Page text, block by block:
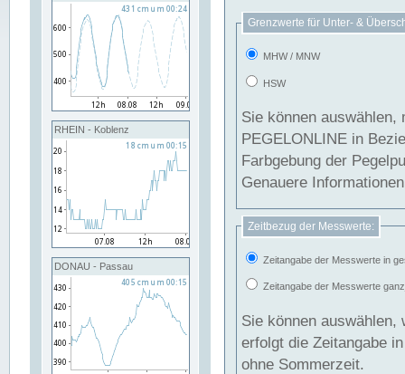
RHEIN - Koblenz
DONAU - Passau
Grenzwerte für Unter- &
MHW / MNW
HSW
Sie können
PEGELONLINE in Beziehung
Farbgebung der
Genauere
Zeitbezug der Messwerte:
Zeitangabe der Messwerte in
Zeitangabe der Messwerte
Sie können auswählen,
erfolgt die Zeitangabe
ohne Sommerzeit.